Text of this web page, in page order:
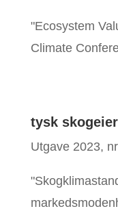
"Ecosystem
Climate
tysk skogeier
Utgave 2023,